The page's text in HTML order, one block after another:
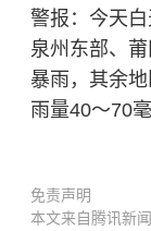
警报：今天白
泉州东部、
暴雨，其余
雨量40～70
免责声明
本文来自腾讯新